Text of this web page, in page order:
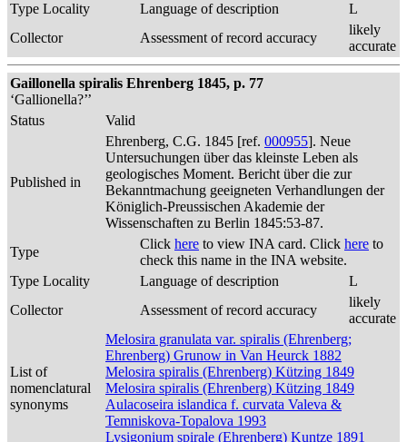
Type Locality
Language of description
L
Collector
Assessment of record accuracy
likely
accurate
Gaillonella spiralis Ehrenberg 1845, p. 77
‘Gallionella?’’
Status
Valid
Published in
Ehrenberg, C.G. 1845 [ref. 000955]. Neue
Untersuchungen über das kleinste Leben als
geologisches Moment. Bericht über die zur
Bekanntmachung geeigneten Verhandlungen der
Königlich-Preussischen Akademie der
Wissenschaften zu Berlin 1845:53-87.
Type
Click here to view INA card. Click here to
check this name in the INA website.
Type Locality
Language of description
L
Collector
Assessment of record accuracy
likely
accurate
List of
nomenclatural
synonyms
Melosira granulata var. spiralis (Ehrenberg;
Ehrenberg) Grunow in Van Heurck 1882
Melosira spiralis (Ehrenberg) Kützing 1849
Melosira spiralis (Ehrenberg) Kützing 1849
Aulacoseira islandica f. curvata Valeva &
Temniskova-Topalova 1993
Lysigonium spirale (Ehrenberg) Kuntze 1891